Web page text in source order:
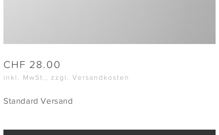
CHF 28.00
inkl. MwSt., zzgl. Versandkosten
Standard Versand